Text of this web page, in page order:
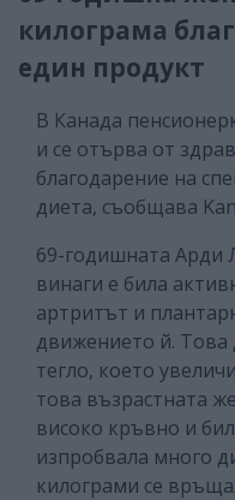
килограма
един продукт
В Канада
и се отърва от
благодарение на
диета, съобщава
69-годишната Арди
винаги е била
артритът и
движението й.
тегло, което
това възрастната
високо кръвно и
изпробвала много
килограми се